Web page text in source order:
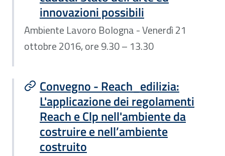
innovazioni possibili
Ambiente Lavoro Bologna - Venerdì 21
ottobre 2016, ore 9.30 – 13.30
Convegno - Reach_edilizia:
L'applicazione dei regolamenti
Reach e Clp nell'ambiente da
costruire e nell’ambiente
costruito